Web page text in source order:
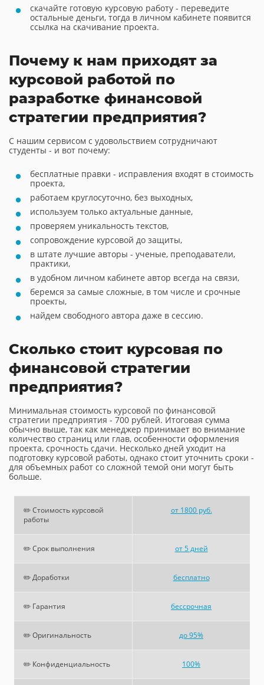
скачайте готовую курсовую работу - переведите
остальные деньги, тогда в личном кабинете появится
ссылка на скачивание проекта.
Почему к нам приходят за
курсовой работой по
разработке финансовой
стратегии предприятия?
С нашим сервисом с удовольствием сотрудничают
студенты - и вот почему:
бесплатные правки - исправления входят в стоимость
проекта,
работаем круглосуточно, без выходных,
используем только актуальные данные,
проверяем уникальность текстов,
сопровождение курсовой до защиты,
в штате лучшие авторы - ученые, преподаватели,
практики,
в удобном личном кабинете автор всегда на связи,
беремся за самые сложные, в том числе и срочные
проекты,
найдем свободного автора даже в сессию.
Сколько стоит курсовая по
финансовой стратегии
предприятия?
Минимальная стоимость курсовой по финансовой
стратегии предприятия - 700 рублей. Итоговая сумма
обычно выше, так как менеджер принимает во внимание
количество страниц или глав, особенности оформления
проекта, срочность сдачи. Несколько дней уходит на
подготовку курсовой работы, однако стоит уточнить сроки -
для объемных работ со сложной темой они могут быть
больше.
✏️ Стоимость курсовой
работы
от 1800 руб.
✏️ Срок выполнения от 5 дней
✏️ Доработки бесплатно
✏️ Гарантия бессрочная
✏️ Оригинальность до 95%
✏️ Конфиденциальность 100%